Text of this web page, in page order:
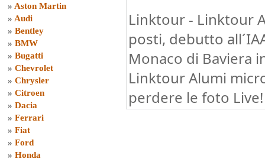
» Aston Martin
» Audi
» Bentley
» BMW
» Bugatti
» Chevrolet
» Chrysler
» Citroen
» Dacia
» Ferrari
» Fiat
» Ford
» Honda
Linktour - Linktour
posti, debutto
Monaco di Baviera
Linktour Alumi
perdere le foto Live!